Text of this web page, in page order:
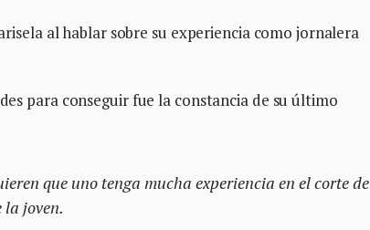
al hablar sobre su experiencia como jornalera
para conseguir fue la constancia de su último
que uno tenga mucha experiencia en el corte de
la joven.